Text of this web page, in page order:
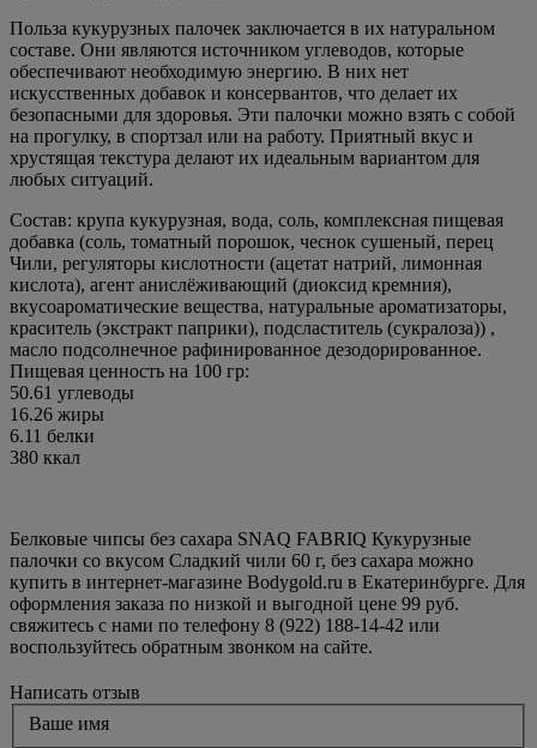
Польза кукурузных палочек заключается в их натуральном
составе. Они являются источником углеводов, которые
обеспечивают необходимую энергию. В них нет
искусственных добавок и консервантов, что делает их
безопасными для здоровья. Эти палочки можно взять с собой
на прогулку, в спортзал или на работу. Приятный вкус и
хрустящая текстура делают их идеальным вариантом для
любых ситуаций.
Состав: крупа кукурузная, вода, соль, комплексная пищевая
добавка (соль, томатный порошок, чеснок сушеный, перец
Чили, регуляторы кислотности (ацетат натрий, лимонная
кислота), агент анислёживающий (диоксид кремния),
вкусоароматические вещества, натуральные ароматизаторы,
краситель (экстракт паприки), подсластитель (сукралоза)) ,
масло подсолнечное рафинированное дезодорированное.
Пищевая ценность на 100 гр:
50.61 углеводы
16.26 жиры
6.11 белки
380 ккал
Белковые чипсы без сахара SNAQ FABRIQ Кукурузные
палочки со вкусом Сладкий чили 60 г, без сахара можно
купить в интернет-магазине Bodygold.ru в Екатеринбурге. Для
оформления заказа по низкой и выгодной цене 99 руб.
свяжитесь с нами по телефону 8 (922) 188-14-42 или
воспользуйтесь обратным звонком на сайте.
Написать отзыв
Ваше имя